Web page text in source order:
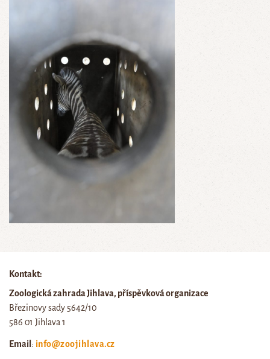
Kontakt:
Zoologická zahrada Jihlava, příspěvková organizace
Březinovy sady 5642/10
586 01 Jihlava 1
Email : info@zoojihlava.cz